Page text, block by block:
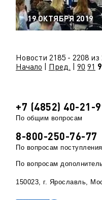
19 ОКТЯБРЯ 2019
Новости 2185 - 2208 из
Начало
Пред. 90 91
+7 (4852) 40-21-
По общим вопросам
8-800-250-76-77
По вопросам
По вопросам
150023, г. Ярославль,